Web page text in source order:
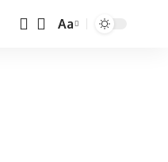
Font
Aa